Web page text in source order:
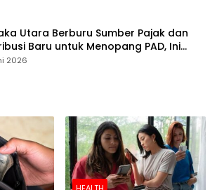
Utara Berburu Sumber Pajak dan
Baru untuk Menopang PAD, Ini
2026